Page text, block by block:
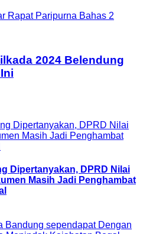
2024 Belendung
Dipertanyakan, DPRD Nilai
Masih Jadi Penghambat